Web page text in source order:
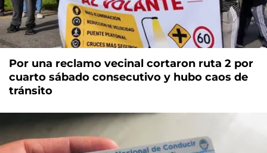
Por una reclamo vecinal cortaron ruta 2 por
cuarto sábado consecutivo y hubo caos de
tránsito